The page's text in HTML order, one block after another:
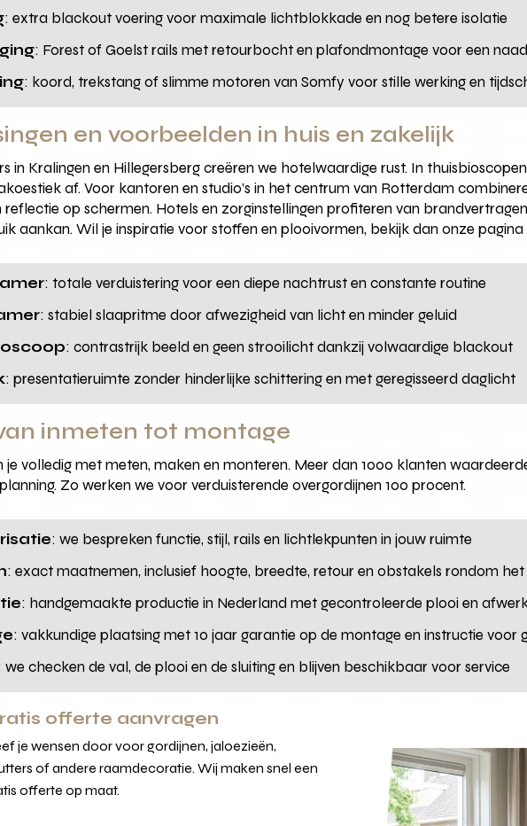
: extra blackout voering voor maximale lichtblokkade en nog betere isolatie
: Forest of Goelst rails met retourbocht en plafondmontage voor een
: koord, trekstang of slimme motoren van Somfy voor stille werking en
en voorbeelden in huis en zakelijk
in Kralingen en Hillegersberg creëren we hotelwaardige rust. In
af. Voor kantoren en studio’s in het centrum van Rotterdam
reflectie op schermen. Hotels en zorginstellingen profiteren van
aankan. Wil je inspiratie voor stoffen en plooivormen, bekijk dan onze pagina
: totale verduistering voor een diepe nachtrust en constante routine
: stabiel slaapritme door afwezigheid van licht en minder geluid
: contrastrijk beeld en geen strooilicht dankzij volwaardige blackout
: presentatieruimte zonder hinderlijke schittering en met geregisseerd daglicht
inmeten tot montage
je volledig met meten, maken en monteren. Meer dan 1000 klanten
Zo werken we voor verduisterende overgordijnen 100 procent.
: we bespreken functie, stijl, rails en lichtlekpunten in jouw ruimte
: exact maatnemen, inclusief hoogte, breedte, retour en obstakels rondom het
: handgemaakte productie in Nederland met gecontroleerde plooi en
: vakkundige plaatsing met 10 jaar garantie op de montage en instructie voor
we checken de val, de plooi en de sluiting en blijven beschikbaar voor service
offerte aanvragen
je wensen door voor gordijnen, jaloezieën,
of andere raamdecoratie. Wij maken snel een
offerte op maat.